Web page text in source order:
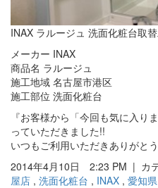
INAX ラルージュ 洗面化粧台取
メーカー INAX
商品名 ラルージュ
施工地域 名古屋市港区
施工部位 洗面化粧台
『お客様から「今回も気に入り
っていただきました!!
いつもご利用いただきありがと
2014年4月10日 2:23 PM | カテ
屋店 , 洗面化粧台 , INAX , 愛知県